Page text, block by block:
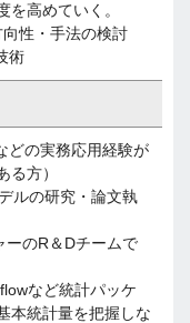
を高めていく。
性・手法の検討
術
どの実務応用経験が
る方）
ルの研究・論文執
ーのR＆Dチームで
など統計パッケ
本統計量を把握しな